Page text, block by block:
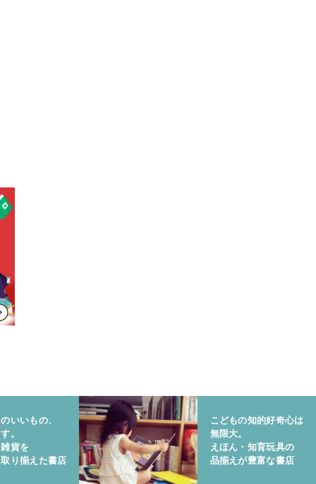
いいもの、
。
貨を
り揃えた書店
こどもの知的好奇心は
無限大。
えほん・知育玩具の
品揃えが豊富な書店